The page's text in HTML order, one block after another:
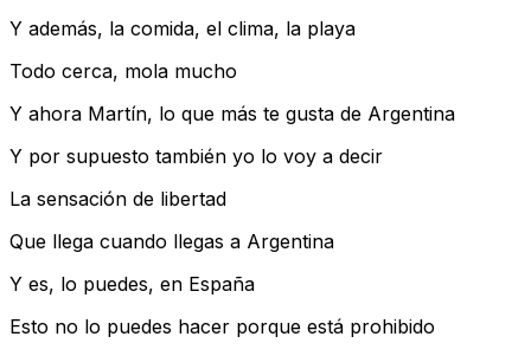
Y además, la comida, el clima, la playa
Todo cerca, mola mucho
Y ahora Martín, lo que más te gusta de Argentina
Y por supuesto también yo lo voy a decir
La sensación de libertad
Que llega cuando llegas a Argentina
Y es, lo puedes, en España
Esto no lo puedes hacer porque está prohibido